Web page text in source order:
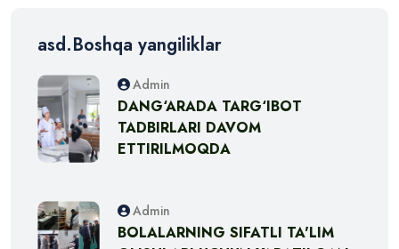
asd.Boshqa yangiliklar
Admin
DANG‘ARADA TARG‘IBOT
TADBIRLARI DAVOM
ETTIRILMOQDA
Admin
BOLALARNING SIFATLI TA'LIM